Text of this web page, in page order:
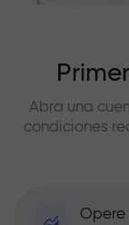
Abra una
condiciones
Opere